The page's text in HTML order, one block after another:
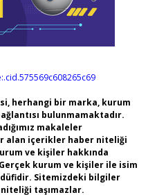
herhangi bir marka, kurum
bulunmamaktadır.
makaleler
alan içerikler haber niteliği
ve kişiler hakkında
kurum ve kişiler ile isim
Sitemizdeki bilgiler
taşımazlar.